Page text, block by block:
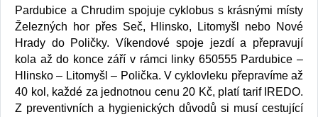
Pardubice a Chrudim spojuje cyklobus s krásnými místy
Železných hor přes Seč, Hlinsko, Litomyšl nebo Nové
Hrady do Poličky. Víkendové spoje jezdí a přepravují
kola až do konce září v rámci linky 650555 Pardubice –
Hlinsko – Litomyšl – Polička. V cyklovleku přepravíme až
40 kol, každé za jednotnou cenu 20 Kč, platí tarif IREDO.
Z preventivních a hygienických důvodů si musí cestující